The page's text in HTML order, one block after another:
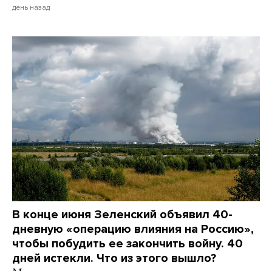
день назад
В конце июня Зеленский объявил 40-
дневную «операцию влияния на Россию»,
чтобы побудить ее закончить войну. 40
дней истекли. Что из этого вышло?